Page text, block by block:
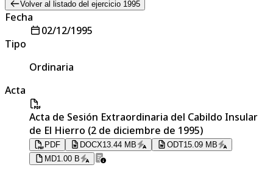
Volver al listado del ejercicio 1995
Fecha
02/12/1995
Tipo
Ordinaria
Acta
Acta de Sesión Extraordinaria del Cabildo Insular
de El Hierro (2 de diciembre de 1995)
PDF DOCX13.44 MB ODT15.09 MB
MD1.00 B